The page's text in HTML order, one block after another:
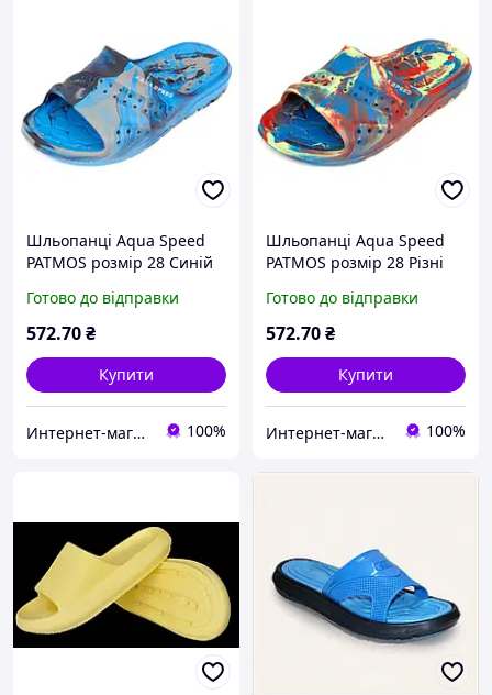
Шльопанці Aqua Speed
PATMOS розмір 28 Синій
басейну, плавання
Готово до відправки
572.70₴
Купити
Интернет-магазин U-Way — в один клік до мети. 100%
Шльопанці Aqua Speed
PATMOS розмір 28 Різні
пляжу, басейну, плавання
Готово до відправки
572.70₴
Купити
Интернет-магазин U-Way — в один клік до мети. 100%